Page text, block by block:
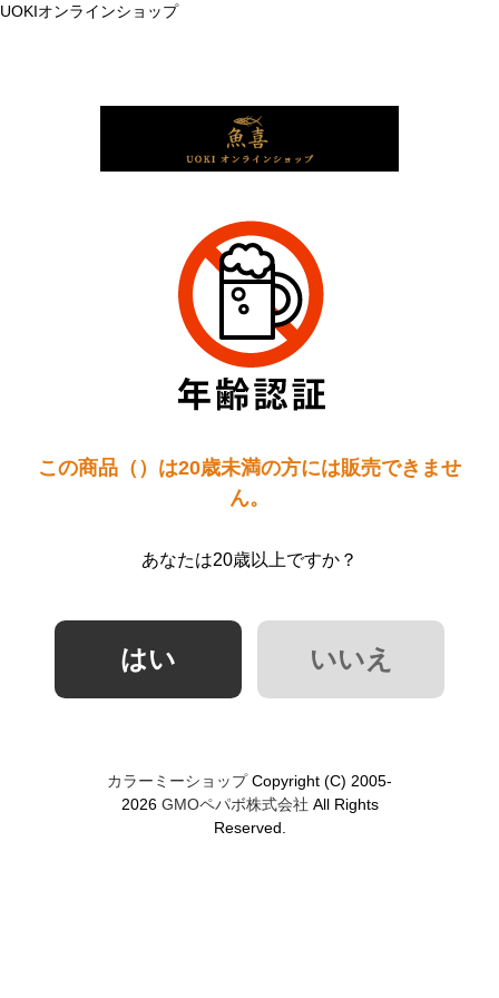
UOKIオンラインショップ
この商品（）は20歳未満の方には販売できませ
ん。
あなたは20歳以上ですか？
カラーミーショップCopyright (C) 2005-
2026 GMOペパボ株式会社 All Rights
Reserved.